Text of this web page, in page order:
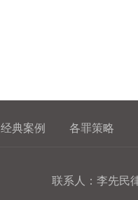
经典案例 各罪策略
联系人：李先民